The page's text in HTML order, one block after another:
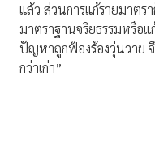
แล้ว ส่วนการแก้รายมาตร
มาตราฐานจริยธรรมหรือ
ปัญหาถูกฟ้องร้องวุ่นวาย
กว่าเก่า”